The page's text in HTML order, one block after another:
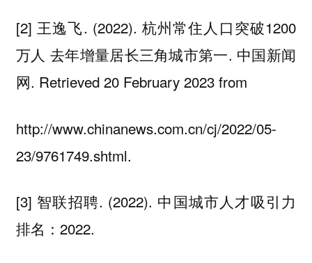
[2] 王逸飞. (2022). 杭州常住人口突破1200
万人 去年增量居长三角城市第一. 中国新闻
网. Retrieved 20 February 2023 from
http://www.chinanews.com.cn/cj/2022/05-
23/9761749.shtml.
[3] 智联招聘. (2022). 中国城市人才吸引力
排名：2022.